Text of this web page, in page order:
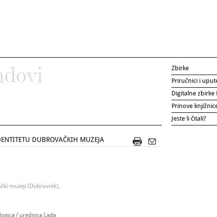
DUBROVAČKIH MUZEJA
muzeji (Dubrovnik),
/ urednica Lada
Zbirke
Priručnici i
Digitalne zbirke
Prinove
Jeste li čitali?